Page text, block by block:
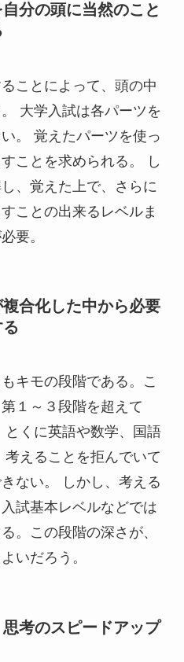
分の頭に当然のこと
ことによって、頭の中
大学入試は各パーツを
。 覚えたパーツを使っ
ことを求められる。 し
、覚えた上で、さらに
ことの出来るレベルま
要。
合化した中から必要
キモの段階である。こ
１～３段階を超えて
とくに英語や数学、国語
えることを拒んでいて
ない。 しかし、考える
試基本レベルなどでは
。この段階の深さが、
いだろう。
考のスピードアップ